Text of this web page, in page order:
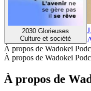
2030 Glorieuses
Culture et société
À propos de Wadokei
À propos de Wadokei
À propos de